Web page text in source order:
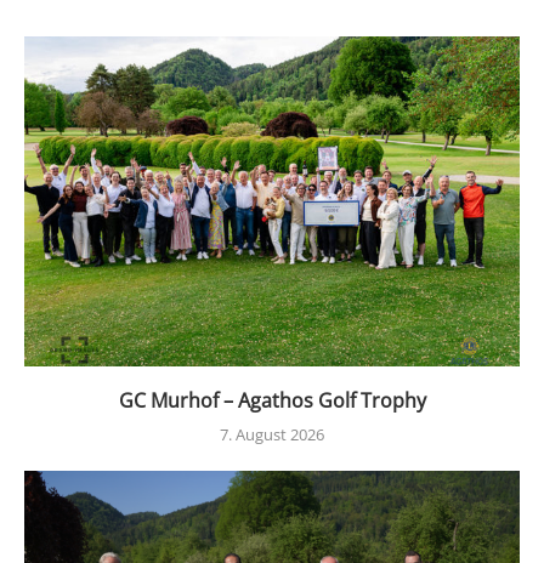
GC Murhof – Agathos Golf Trophy
7. August 2026